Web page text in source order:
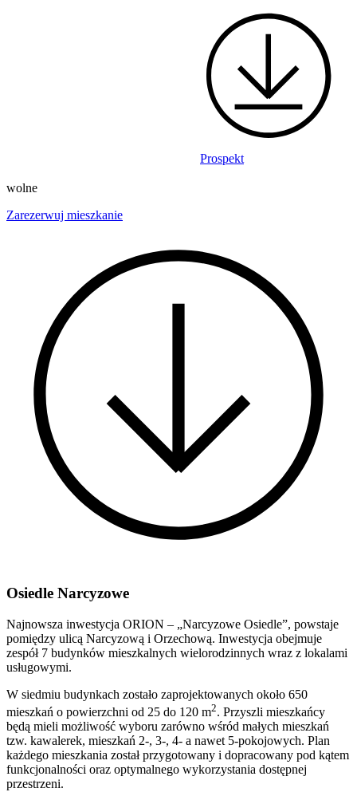
Prospekt
wolne
Zarezerwuj mieszkanie
Osiedle Narcyzowe
Najnowsza inwestycja ORION – „Narcyzowe Osiedle”, powstaje
pomiędzy ulicą Narcyzową i Orzechową. Inwestycja obejmuje
zespół 7 budynków mieszkalnych wielorodzinnych wraz z lokalami
usługowymi.
W siedmiu budynkach zostało zaprojektowanych około 650
mieszkań o powierzchni od 25 do 120 m2. Przyszli mieszkańcy
będą mieli możliwość wyboru zarówno wśród małych mieszkań
tzw. kawalerek, mieszkań 2-, 3-, 4- a nawet 5-pokojowych. Plan
każdego mieszkania został przygotowany i dopracowany pod kątem
funkcjonalności oraz optymalnego wykorzystania dostępnej
przestrzeni.